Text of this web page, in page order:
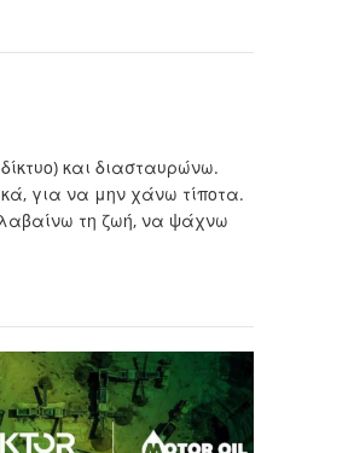
και διασταυρώνω.
για να μην χάνω τίποτα.
τη ζωή, να ψάχνω